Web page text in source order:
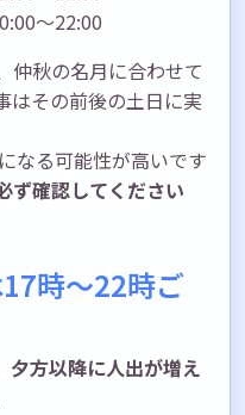
～22:00
仲秋の名月に合わせて
はその前後の土日に実
なる可能性が高いです
ず確認してください
時～22時ご
夕方以降に人出が増え